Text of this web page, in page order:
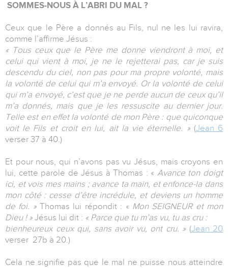
SOMMES-NOUS À L’ABRI DU MAL ?
Ceux que le Père a donnés au Fils, nul ne les lui ravira,
comme l’affirme Jésus :
« Tous ceux que le Père me donne viendront à moi, et
celui qui vient à moi, je ne le rejetterai pas, car je suis
descendu du ciel, non pas pour ma propre volonté, mais
la volonté de celui qui m’a envoyé. Or la volonté de celui
qui m’a envoyé, c’est que je ne perde aucun de ceux qu’il
m’a donnés, mais que je les ressuscite au dernier jour.
Telle est en effet la volonté de mon Père : que quiconque
voit le Fils et croit en lui, ait la vie éternelle. »(Jean 6
verser 37 à 40.)
Et pour nous, qui n’avons pas vu Jésus, mais croyons en
lui, cette parole de Jésus à Thomas : « Avance ton doigt
ici, et vois mes mains ; avance ta main, et enfonce-la dans
mon côté : cesse d’être incrédule, et deviens un homme
de foi. »Thomas lui répondit : « Mon SEIGNEUR et mon
Dieu ! » Jésus lui dit : « Parce que tu m’as vu, tu as cru :
bienheureux ceux qui, sans avoir vu, ont cru. » (Jean 20
verser 27b à 20.)
Cela ne signifie pas que le mal ne puisse nous atteindre